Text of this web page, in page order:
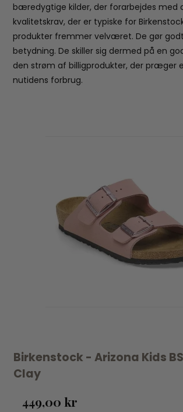
bæredygtige kilder, der forarbejdes med
kvalitetskrav, der er typiske for
produkter fremmer velværet. De gør
betydning. De skiller sig dermed på en
den strøm af billigprodukter, der præger
nutidens forbrug.
Birkenstock - Arizona Kids
Clay
449,00 kr